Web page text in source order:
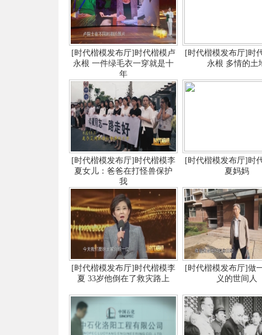
[时代楷模发布厅]时代楷模卢
永根 一件绿毛衣一穿就是十
年
[时代楷模发布厅]时
永根 多情的土
[时代楷模发布厅]时代楷模李
夏女儿：爸爸在打怪兽保护
我
[时代楷模发布厅]时
夏妈妈
[时代楷模发布厅]时代楷模李
夏 33岁他倒在了救灾路上
[时代楷模发布厅]做
义的世间人